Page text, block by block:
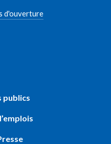
d'ouverture
publics